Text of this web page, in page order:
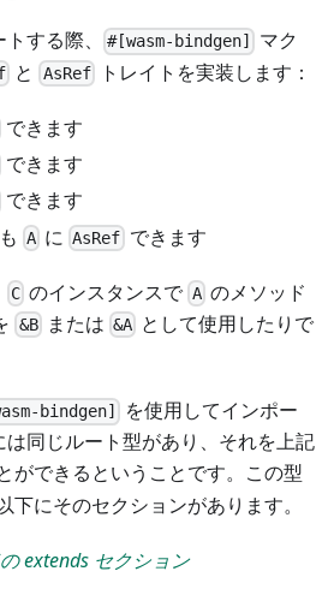
する際、 #[wasm-bindgen]
マク
と AsRefトレイトを実装します：
できます
できます
できます
A にAsRef できます
C のインスタンスで Aのメソッド
&Bまたは &A として使用したりで
bindgen]
を使用してインポー
は同じルート型があり、それを上記
ができるということです。この型
下にそのセクションがあります。
extends セクション